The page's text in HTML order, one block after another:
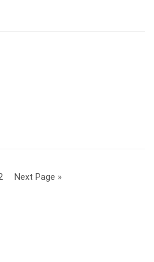
Next Page »